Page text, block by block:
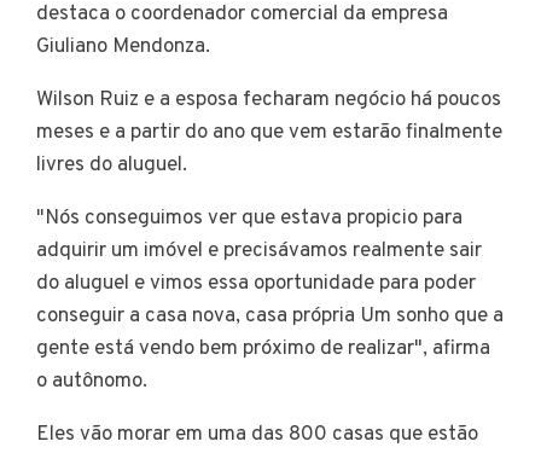
destaca o coordenador comercial da empresa
Giuliano Mendonza.
Wilson Ruiz e a esposa fecharam negócio há poucos
meses e a partir do ano que vem estarão finalmente
livres do aluguel.
"Nós conseguimos ver que estava propicio para
adquirir um imóvel e precisávamos realmente sair
do aluguel e vimos essa oportunidade para poder
conseguir a casa nova, casa própria Um sonho que a
gente está vendo bem próximo de realizar", afirma
o autônomo.
Eles vão morar em uma das 800 casas que estão